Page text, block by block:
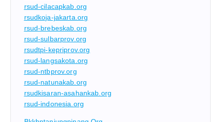
rsud-cilacapkab.org
rsudkoja-jakarta.org
rsud-brebeskab.org
rsud-sulbarprov.org
rsudtpi-kepriprov.org
rsud-langsakota.org
rsud-ntbprov.org
rsud-natunakab.org
rsudkisaran-asahankab.org
rsud-indonesia.org